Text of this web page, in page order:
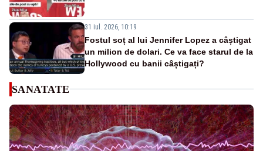
31 iul. 2026, 10:19
Fostul soț al lui Jennifer Lopez a câștigat
un milion de dolari. Ce va face starul de la
Hollywood cu banii câștigați?
SANATATE